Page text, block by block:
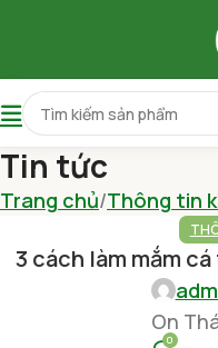
Tin tức
Trang chủ Thông tin
3 cách làm mắm
On
0